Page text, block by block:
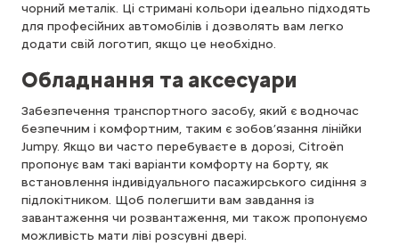
чорний металік. Ці стримані кольори ідеально підходять
для професійних автомобілів і дозволять вам легко
додати свій логотип, якщо це необхідно.
Обладнання та аксесуари
Забезпечення транспортного засобу, який є водночас
безпечним і комфортним, таким є зобов’язання лінійки
Jumpy. Якщо ви часто перебуваєте в дорозі, Citroën
пропонує вам такі варіанти комфорту на борту, як
встановлення індивідуального пасажирського сидіння з
підлокітником. Щоб полегшити вам завдання із
завантаження чи розвантаження, ми також пропонуємо
можливість мати ліві розсувні двері.